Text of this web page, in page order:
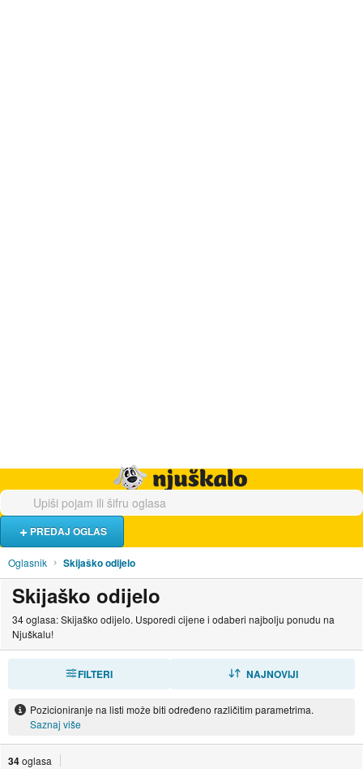
PREDAJ OGLAS
Oglasnik Skijaško odijelo
Skijaško odijelo
34 oglasa: Skijaško odijelo. Usporedi cijene i odaberi najbolju ponudu na
Njuškalu!
FILTERI NAJNOVIJI
Pozicioniranje na listi može biti određeno različitim parametrima.
Saznaj više
34oglasa